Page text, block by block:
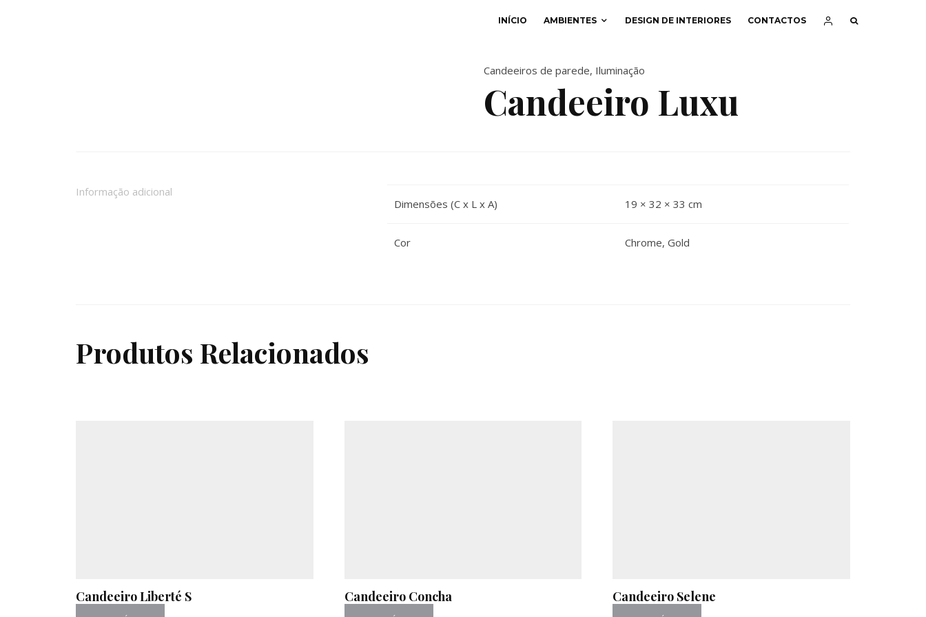
INÍCIO AMBIENTES DESIGN DE INTERIORES CONTACTOS
Candeeiros de parede, Iluminação
Candeeiro Luxu
Informação adicional
Dimensões (C x L x A)
19 × 32 × 33 cm
Cor Chrome, Gold
Produtos Relacionados
Candeeiro Liberté S Candeeiro Concha Candeeiro Selene